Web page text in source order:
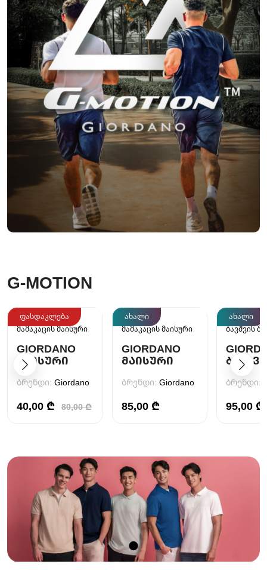
G-MOTION
ფასდაკლება
მამაკაცის მაისური
GIORDANO
ᲛᲐᲘᲡᲣᲠᲘ
ბრენდი: Giordano
40,00 ₾ 80,00 ₾
ახალი
მამაკაცის მაისური
GIORDANO
ᲛᲐᲘᲡᲣᲠᲘ
ბრენდი: Giordano
85,00 ₾
ახალი
ბავშვის
ბრენდი:
95,00 ₾